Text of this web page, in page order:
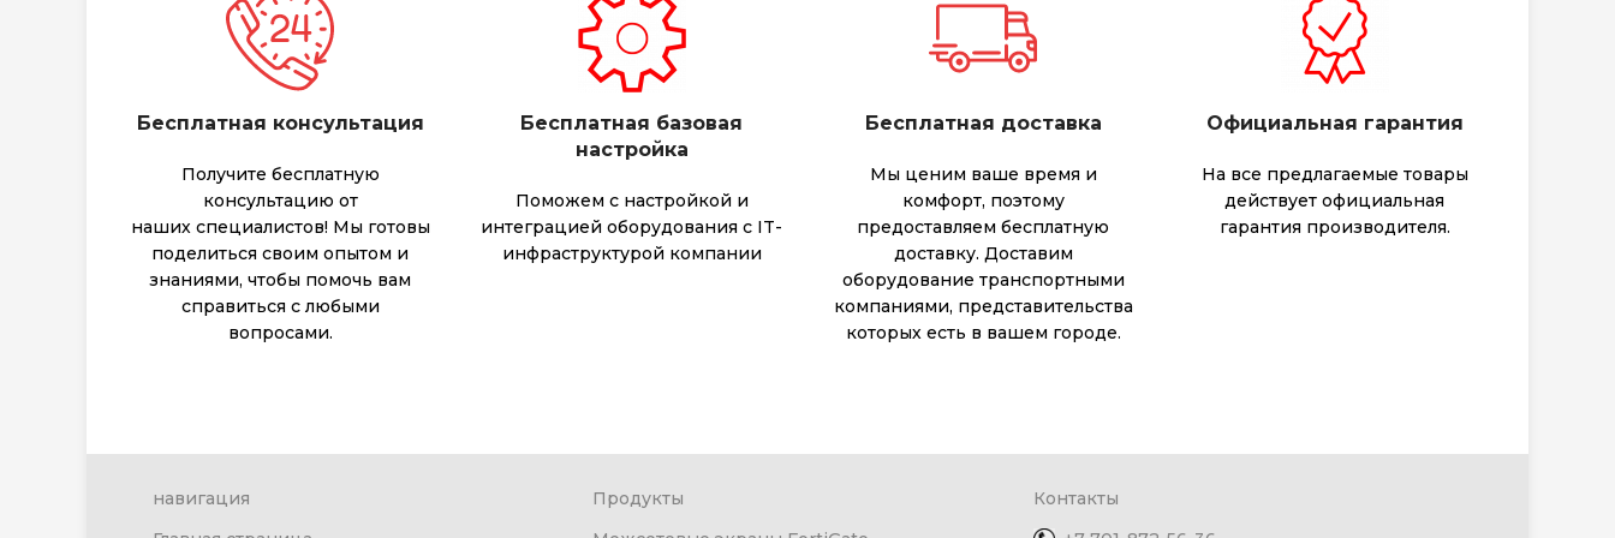
Бесплатная консультация
Получите бесплатную
консультацию от
наших специалистов! Мы готовы
поделиться своим опытом и
знаниями, чтобы помочь вам
справиться с любыми
вопросами.
Бесплатная базовая
настройка
Поможем с настройкой и
интеграцией оборудования с IT-
инфраструктурой компании
Бесплатная доставка
Мы ценим ваше время и
комфорт, поэтому
предоставляем бесплатную
доставку. Доставим
оборудование транспортными
компаниями, представительства
которых есть в вашем городе.
Официальная гарантия
На все предлагаемые товары
действует официальная
гарантия производителя.
навигация
Продукты
Контакты